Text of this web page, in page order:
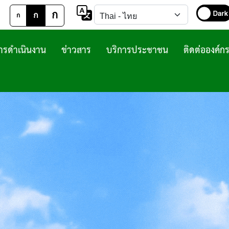
ก ก ก
ติดต่อองค์กร
บริการประชาชน
ข่าวสาร
ดำเนินงาน